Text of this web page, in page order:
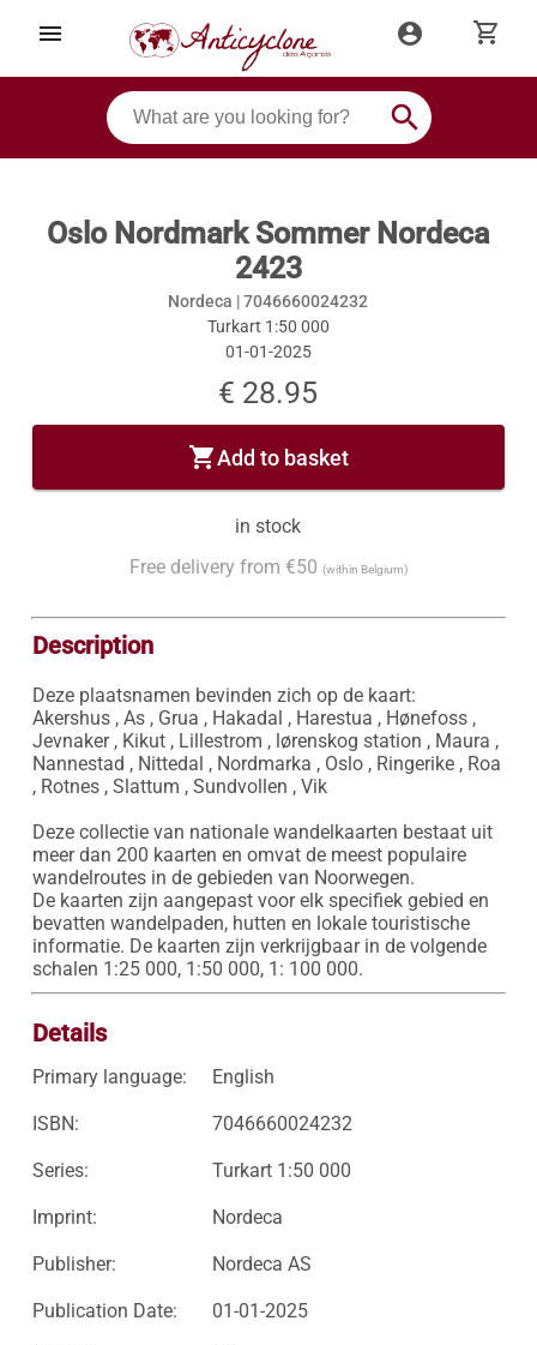
menu account_circle shopping_cart
search
Oslo Nordmark Sommer Nordeca
2423
Nordeca |7046660024232
Turkart 1:50 000
01-01-2025
€ 28.95
shopping_cartAdd to basket
in stock
Free delivery from €50 (within Belgium)
Description
Deze plaatsnamen bevinden zich op de kaart:
Akershus , As , Grua , Hakadal , Harestua , Hønefoss ,
Jevnaker , Kikut , Lillestrom , lørenskog station , Maura ,
Nannestad , Nittedal , Nordmarka , Oslo , Ringerike , Roa
, Rotnes , Slattum , Sundvollen , Vik
Deze collectie van nationale wandelkaarten bestaat uit
meer dan 200 kaarten en omvat de meest populaire
wandelroutes in de gebieden van Noorwegen.
De kaarten zijn aangepast voor elk specifiek gebied en
bevatten wandelpaden, hutten en lokale touristische
informatie. De kaarten zijn verkrijgbaar in de volgende
schalen 1:25 000, 1:50 000, 1: 100 000.
Details
Primary language: English
ISBN: 7046660024232
Series: Turkart 1:50 000
Imprint: Nordeca
Publisher: Nordeca AS
Publication Date: 01-01-2025